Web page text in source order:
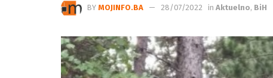
BY MOJINFO.BA 28/07/2022 in Aktuelno, BiH